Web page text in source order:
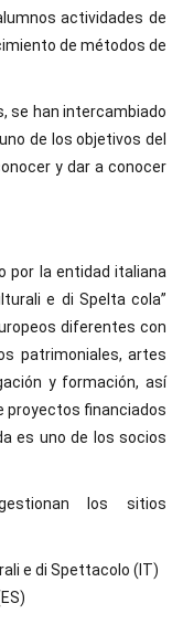
actividades de
de métodos de
se han intercambiado
de los objetivos del
y dar a conocer
por la entidad italiana
e di Spelta cola”
diferentes con
patrimoniales, artes
y formación, así
proyectos financiados
es uno de los socios
los sitios
e di Spettacolo (IT)